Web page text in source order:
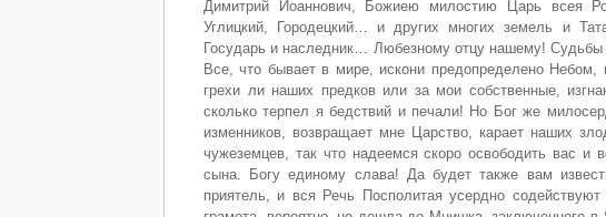
Димитрий Иоаннович, Божиею милостию Царь всея
Углицкий, Городецкий… и других многих земель и
Государь и наследник… Любезному отцу нашему!
Все, что бывает в мире, искони предопределено
грехи ли наших предков или за мои собственные,
сколько терпел я бедствий и печали! Но Бог же
изменников, возвращает мне Царство, карает наших
чужеземцев, так что надеемся скоро освободить вас и
сына. Богу единому слава! Да будет также вам
приятель, и вся Речь Посполитая усердно